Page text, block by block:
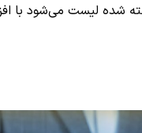
شده لیست می‌شود با